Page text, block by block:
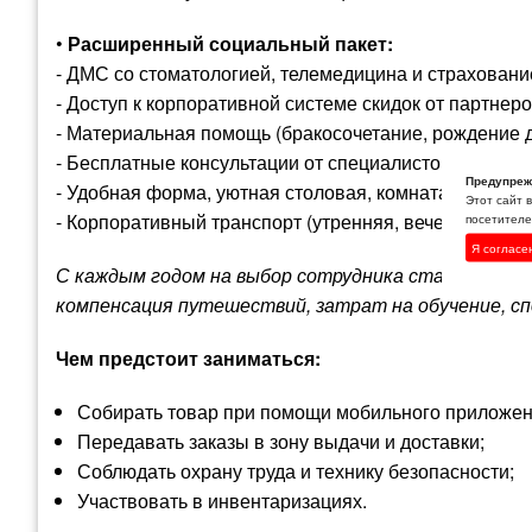
• Расширенный социальный пакет:
- ДМС со стоматологией, телемедицина и
- Доступ к корпоративной системе скидок от
- Материальная помощь (бракосочетание, рождение
- Бесплатные консультации от специалистов
- Удобная форма, уютная столовая, комната отдыха
- Корпоративный транспорт (утренняя, вечерняя
С каждым годом на выбор сотрудника становится
компенсация путешествий, затрат на обучение,
Чем предстоит заниматься:
Собирать товар при помощи мобильного
Передавать заказы в зону выдачи и доставки;
Соблюдать охрану труда и технику безопасности;
Участвовать в инвентаризациях.
Этот сайт
Я